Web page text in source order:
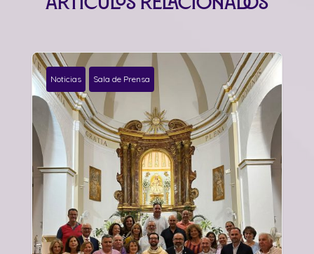
Noticias Sala de Prensa